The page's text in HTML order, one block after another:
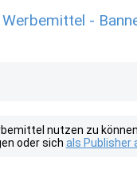
Werbemittel -
nutzen zu
oder sich als Publisher